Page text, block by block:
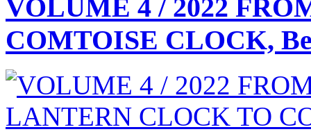
VOLUME 4 / 2022
COMTOISE CLOCK,